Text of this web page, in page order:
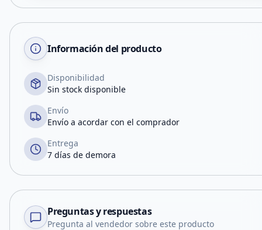
Información del producto
Disponibilidad
Sin stock disponible
Envío
Envío a acordar con el comprador
Entrega
7 días de demora
Preguntas y respuestas
Pregunta al vendedor sobre este producto